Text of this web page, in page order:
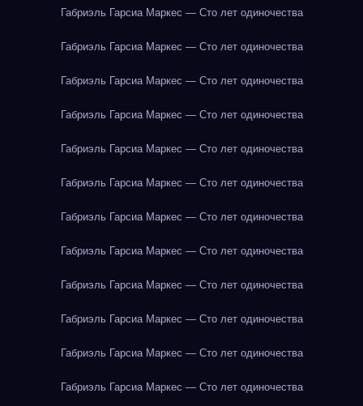
Габриэль Гарсиа Маркес — Сто лет одиночества
Габриэль Гарсиа Маркес — Сто лет одиночества
Габриэль Гарсиа Маркес — Сто лет одиночества
Габриэль Гарсиа Маркес — Сто лет одиночества
Габриэль Гарсиа Маркес — Сто лет одиночества
Габриэль Гарсиа Маркес — Сто лет одиночества
Габриэль Гарсиа Маркес — Сто лет одиночества
Габриэль Гарсиа Маркес — Сто лет одиночества
Габриэль Гарсиа Маркес — Сто лет одиночества
Габриэль Гарсиа Маркес — Сто лет одиночества
Габриэль Гарсиа Маркес — Сто лет одиночества
Габриэль Гарсиа Маркес — Сто лет одиночества